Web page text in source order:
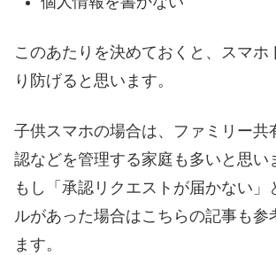
このあたりを決めておくと、スマホ
り防げると思います。
子供スマホの場合は、ファミリー共
認などを管理する家庭も多いと思い
もし「承認リクエストが届かない」
ルがあった場合はこちらの記事も参
ます。